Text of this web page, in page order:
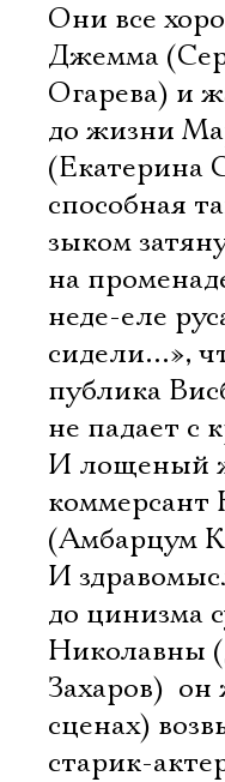
Они все
Джемма
Огарева) и
до жизни
(Екатерина
способная
зыком
на
неде-еле
сидели…»,
публика
не падает с
И лощеный
коммерсант
(Амбарцум
И
до цинизма
Николавны
Захаров) 
сценах)
старик-